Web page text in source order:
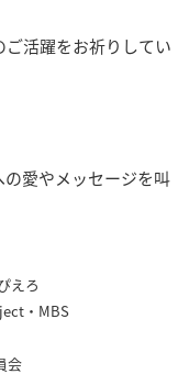
活躍をお祈りしてい
愛やメッセージを叫
えろ
・MBS
会